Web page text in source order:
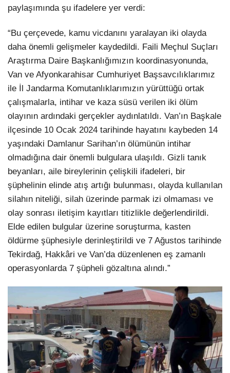
paylaşımında şu ifadelere yer verdi:
“Bu çerçevede, kamu vicdanını yaralayan iki olayda
daha önemli gelişmeler kaydedildi. Faili Meçhul Suçları
Araştırma Daire Başkanlığımızın koordinasyonunda,
Van ve Afyonkarahisar Cumhuriyet Başsavcılıklarımız
ile İl Jandarma Komutanlıklarımızın yürüttüğü ortak
çalışmalarla, intihar ve kaza süsü verilen iki ölüm
olayının ardındaki gerçekler aydınlatıldı. Van’ın Başkale
ilçesinde 10 Ocak 2024 tarihinde hayatını kaybeden 14
yaşındaki Damlanur Sarihan’ın ölümünün intihar
olmadığına dair önemli bulgulara ulaşıldı. Gizli tanık
beyanları, aile bireylerinin çelişkili ifadeleri, bir
şüphelinin elinde atış artığı bulunması, olayda kullanılan
silahın niteliği, silah üzerinde parmak izi olmaması ve
olay sonrası iletişim kayıtları titizlikle değerlendirildi.
Elde edilen bulgular üzerine soruşturma, kasten
öldürme şüphesiyle derinleştirildi ve 7 Ağustos tarihinde
Tekirdağ, Hakkâri ve Van’da düzenlenen eş zamanlı
operasyonlarda 7 şüpheli gözaltına alındı.”